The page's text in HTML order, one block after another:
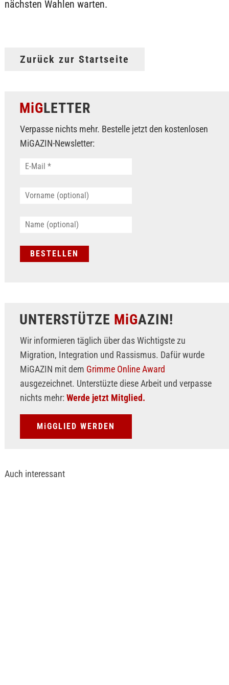
nächsten Wahlen warten.
Zurück zur Startseite
MiGLETTER
Verpasse nichts mehr. Bestelle jetzt den kostenlosen
MiGAZIN-Newsletter:
UNTERSTÜTZE MiGAZIN!
Wir informieren täglich über das Wichtigste zu
Migration, Integration und Rassismus. Dafür wurde
MiGAZIN mit dem Grimme Online Award
ausgezeichnet. Unterstüzte diese Arbeit und verpasse
nichts mehr: Werde jetzt Mitglied.
MiGGLIED WERDEN
Auch interessant